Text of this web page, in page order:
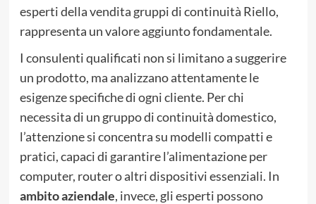
esperti della vendita gruppi di continuità Riello,
rappresenta un valore aggiunto fondamentale.
I consulenti qualificati non si limitano a suggerire
un prodotto, ma analizzano attentamente le
esigenze specifiche di ogni cliente. Per chi
necessita di un gruppo di continuità domestico,
l’attenzione si concentra su modelli compatti e
pratici, capaci di garantire l’alimentazione per
computer, router o altri dispositivi essenziali. In
ambito aziendale, invece, gli esperti possono